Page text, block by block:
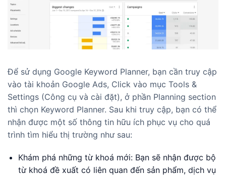
Để sử dụng Google Keyword Planner, bạn cần truy cập
vào tài khoản Google Ads, Click vào mục Tools &
Settings (Công cụ và cài đặt), ở phần Planning section
thì chọn Keyword Planner. Sau khi truy cập, bạn có thể
nhận được một số thông tin hữu ích phục vụ cho quá
trình tìm hiểu thị trường như sau:
Khám phá những từ khoá mới: Bạn sẽ nhận được bộ
từ khoá đề xuất có liên quan đến sản phẩm, dịch vụ